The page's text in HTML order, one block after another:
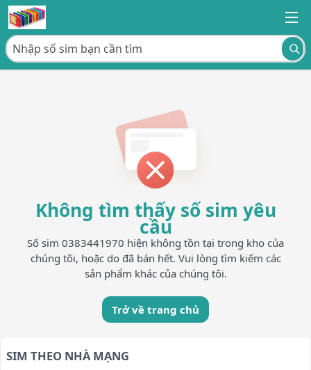
Không tìm thấy số sim yêu
cầu
Số sim 0383441970 hiện không tồn tại trong kho của
chúng tôi, hoặc do đã bán hết. Vui lòng tìm kiếm các
sản phẩm khác của chúng tôi.
Trở về trang chủ
SIM THEO NHÀ MẠNG